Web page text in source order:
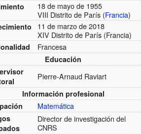
18 de mayo de 1955
VIII Distrito de París (Francia)
11 de marzo de 2018
XIV Distrito de París (Francia)
Francesa
Educación
Pierre-Arnaud Raviart
Información profesional
Matemática
Director de investigación del
CNRS